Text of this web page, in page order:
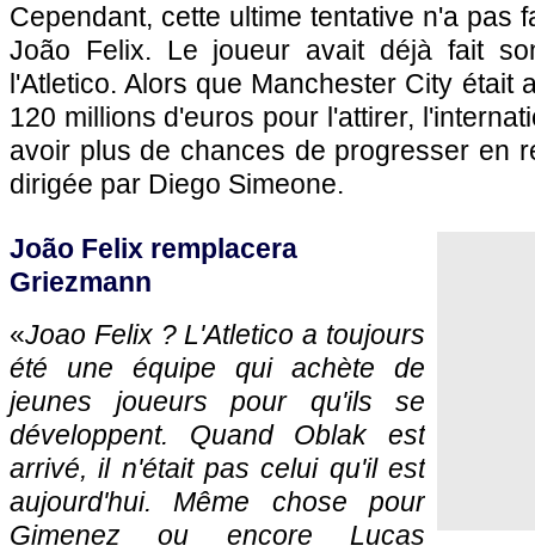
Cependant, cette ultime tentative n'a pas
João Felix. Le joueur avait déjà fait
l'Atletico. Alors que Manchester City était
120 millions d'euros pour l'attirer,
avoir plus de chances de progresser en
dirigée par Diego Simeone.
João Felix remplacera
Griezmann
«Joao Felix ? L'Atletico a toujours
été une équipe qui achète de
jeunes joueurs pour qu'ils se
développent. Quand Oblak est
arrivé, il n'était pas celui qu'il est
aujourd'hui. Même chose pour
Gimenez ou encore Lucas